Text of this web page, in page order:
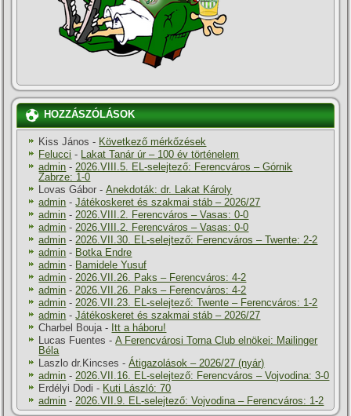
HOZZÁSZÓLÁSOK
Kiss János - Következő mérkőzések
Felucci -
Lakat Tanár úr – 100 év történelem
admin - 2026.VIII.5. EL-selejtező: Ferencváros – Górnik
Zabrze: 1-0
Lovas Gábor -Anekdoták: dr. Lakat Károly
admin -Játékoskeret és szakmai stáb – 2026/27
admin - 2026.VIII.2. Ferencváros – Vasas: 0-0
admin - 2026.VIII.2. Ferencváros – Vasas: 0-0
admin - 2026.VII.30. EL-selejtező: Ferencváros – Twente: 2-2
admin - Botka Endre
admin - Bamidele Yusuf
admin - 2026.VII.26. Paks – Ferencváros: 4-2
admin - 2026.VII.26. Paks – Ferencváros: 4-2
admin - 2026.VII.23. EL-selejtező: Twente – Ferencváros: 1-2
admin -Játékoskeret és szakmai stáb – 2026/27
Charbel Bouja - Itt a háboru!
Lucas Fuentes -A Ferencvárosi Torna Club elnökei: Mailinger
Béla
Laszlo dr.Kincses -Átigazolások – 2026/27 (nyár)
admin - 2026.VII.16. EL-selejtező: Ferencváros – Vojvodina: 3-0
Erdélyi Dodi - Kuti László: 70
admin - 2026.VII.9. EL-selejtező: Vojvodina – Ferencváros: 1-2